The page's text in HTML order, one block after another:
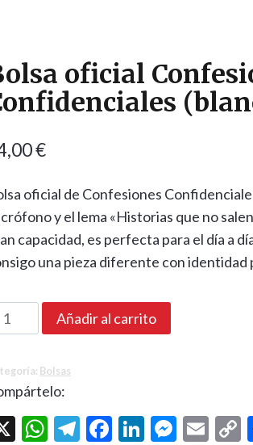
oficial
€
oficial de Confesiones
y el lema «Historias que no
capacidad, es perfecta para el día a
una pieza diferente con identidad
Añadir al carrito
Bolsas
X WhatsApp
Telegram
Facebook
LinkedIn